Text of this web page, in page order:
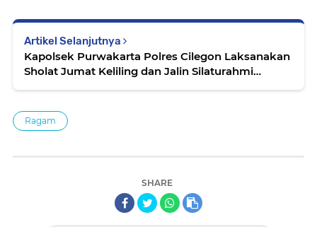
Artikel Selanjutnya
Kapolsek Purwakarta Polres Cilegon Laksanakan
Sholat Jumat Keliling dan Jalin Silaturahmi
Ragam
SHARE